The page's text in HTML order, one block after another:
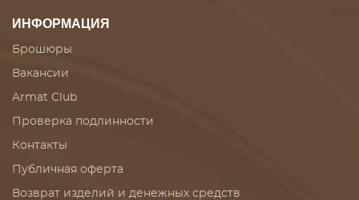
ИНФОРМАЦИЯ
Брошюры
Вакансии
Armat Club
Проверка подлинности
Контакты
Публичная оферта
Возврат изделий и денежных средств